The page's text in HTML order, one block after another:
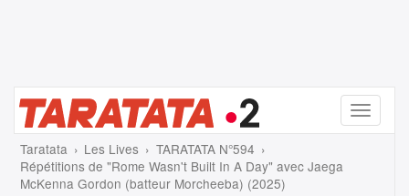
Menu
Taratata Les Lives
TARATATA N°594
Répétitions de "Rome Wasn't Built In A Day" avec Jaega
McKenna Gordon (batteur Morcheeba) (2025)